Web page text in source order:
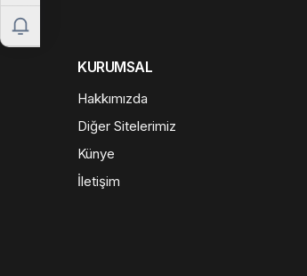
KURUMSAL
Hakkımızda
Diğer Sitelerimiz
Künye
İletişim